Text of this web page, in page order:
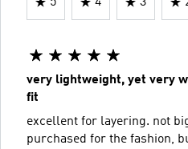
very lightweight, yet very
fit
excellent for layering. not
purchased for the fashion,